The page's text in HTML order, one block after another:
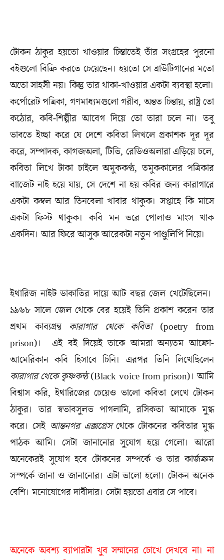
টোকন ঠাকুর হয়তো খাওয়ার চিন্তাতেই তাঁর সংগ্রহের পুরনো
বইগুলো বিক্রি করতে চেয়েছেন। হয়তো সে ব্রাউটিগানের মতো
অতো সাহসী নয়। কিন্তু তার থাকা-খাওয়ার একটা ব্যবস্থা হলো।
কর্পোরেট পত্রিকা, গণমাধ্যমগুলো গরীব, অন্তত চিন্তায়, রাষ্ট্র তো
কঠোর, কবি-শিল্পীর আবেগ দিয়ে তো তারা চলে না। তবু
ভাবতে ইচ্ছা করে যে দেশে কবিতা লিখলে প্রকাশক দূর দূর
করে, সম্পাদক, কাগজঅলা, টিভি, রেডিওঅলারা এড়িয়ে চলে,
কবিতা লিখে টাকা চাইলে অমুককণ্ঠ, তমুককালের পত্রিকার
বাাজেট নাই হয়ে যায়, সে দেশে না হয় কবির জন্য কারাগারে
একটা কম্বল আর তিনবেলা খাবার থাকুক। সপ্তাহে কি মাসে
একটা ফিস্ট থাকুক। কবি মন ভরে পোলাও মাংস খাক
একদিন। আর ফিরে আসুক আরেকটা নতুন পাণ্ডুলিপি নিয়ে।
ইথারিজ নাইট ডাকাতির দায়ে আট বছর জেল খেটেছিলেন।
১৯৬৮ সালে জেল থেকে বের হয়েই তিনি প্রকাশ করেন তার
প্রথম কাব্যগ্রন্থ কারাগার থেকে কবিতা(poetry from
prison)। এই বই দিয়েই তাকে আমরা অন্যতম আফ্রো-
আমেরিকান কবি হিসাবে চিনি। এরপর তিনি লিখেছিলেন
কারাগার থেকে কৃষ্ণকন্ঠ(Black voice from prison)। আমি
বিশ্বাস করি, ইথারিজের চেয়েও ভালো কবিতা লেখে টোকন
ঠাকুর। তার স্বভাবসুলভ পাগলামি, রসিকতা আমাকে মুগ্ধ
করে। সেই আন্তনগর এক্সপ্রেসথেকে টোকনের কবিতার মুগ্ধ
পাঠক আমি। সেটা জানানোর সুযোগ হয়ে গেলো। আরো
অনেকেরই সুযোগ হবে টোকনের সম্পর্কে ও তার কার্জক্রম
সস্পর্কে জানা ও জানানোর। এটা ভালো হলো। টোকন অনেক
বেশি। মনোযোগের দাবীদার। সেটা হয়তো এবার সে পাবে।
অনেকে অবশ্য ব্যাপারটা খুব সম্মানের চোখে দেখবে না। না